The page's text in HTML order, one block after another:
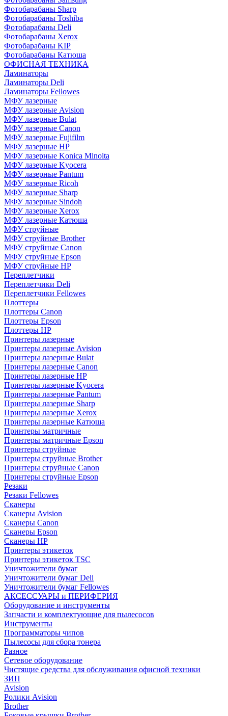
Фотобарабаны Sharp
Фотобарабаны Toshiba
Фотобарабаны Deli
Фотобарабаны Xerox
Фотобарабаны KIP
Фотобарабаны Катюша
ОФИСНАЯ ТЕХНИКА
Ламинаторы
Ламинаторы Deli
Ламинаторы Fellowes
МФУ лазерные
МФУ лазерные Avision
МФУ лазерные Bulat
МФУ лазерные Canon
МФУ лазерные Fujifilm
МФУ лазерные HP
МФУ лазерные Konica Minolta
МФУ лазерные Kyocera
МФУ лазерные Pantum
МФУ лазерные Ricoh
МФУ лазерные Sharp
МФУ лазерные Sindoh
МФУ лазерные Xerox
МФУ лазерные Катюша
МФУ струйные
МФУ струйные Brother
МФУ струйные Canon
МФУ струйные Epson
МФУ струйные HP
Переплетчики
Переплетчики Deli
Переплетчики Fellowes
Плоттеры
Плоттеры Canon
Плоттеры Epson
Плоттеры HP
Принтеры лазерные
Принтеры лазерные Avision
Принтеры лазерные Bulat
Принтеры лазерные Canon
Принтеры лазерные HP
Принтеры лазерные Kyocera
Принтеры лазерные Pantum
Принтеры лазерные Sharp
Принтеры лазерные Xerox
Принтеры лазерные Катюша
Принтеры матричные
Принтеры матричные Epson
Принтеры струйные
Принтеры струйные Brother
Принтеры струйные Canon
Принтеры струйные Epson
Резаки
Резаки Fellowes
Сканеры
Сканеры Avision
Сканеры Canon
Сканеры Epson
Сканеры HP
Принтеры этикеток
Принтеры этикеток TSC
Уничтожители бумаг
Уничтожители бумаг Deli
Уничтожители бумаг Fellowes
АКСЕССУАРЫ и ПЕРИФЕРИЯ
Оборудование и инструменты
Запчасти и комплектующие для пылесосов
Инструменты
Программаторы чипов
Пылесосы для сбора тонера
Разное
Сетевое оборудование
Чистящие средства для обслуживания офисной техники
ЗИП
Avision
Ролики Avision
Brother